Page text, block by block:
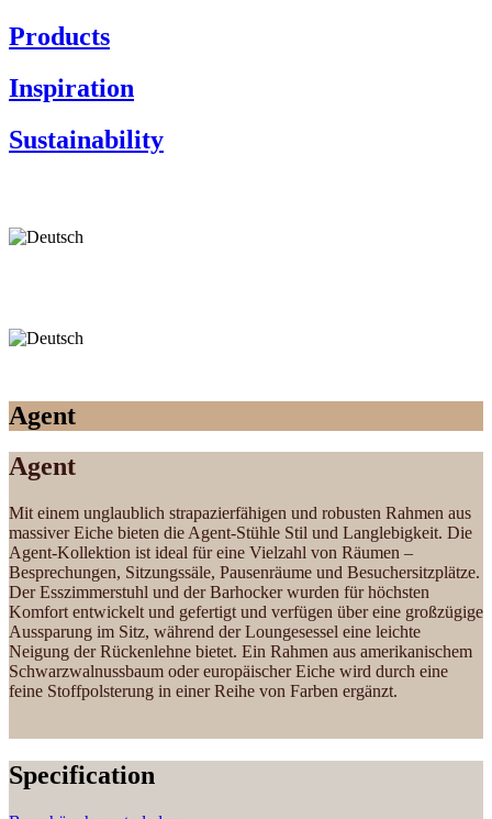
Products
Inspiration
Sustainability
Agent
Agent
Mit einem unglaublich strapazierfähigen und robusten Rahmen aus
massiver Eiche bieten die Agent-Stühle Stil und Langlebigkeit. Die
Agent-Kollektion ist ideal für eine Vielzahl von Räumen –
Besprechungen, Sitzungssäle, Pausenräume und Besuchersitzplätze.
Der Esszimmerstuhl und der Barhocker wurden für höchsten
Komfort entwickelt und gefertigt und verfügen über eine großzügige
Aussparung im Sitz, während der Loungesessel eine leichte
Neigung der Rückenlehne bietet. Ein Rahmen aus amerikanischem
Schwarzwalnussbaum oder europäischer Eiche wird durch eine
feine Stoffpolsterung in einer Reihe von Farben ergänzt.
Specification